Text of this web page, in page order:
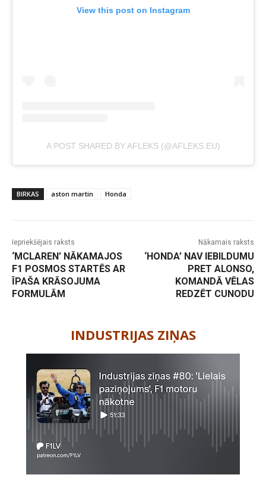
View this post on Instagram
A POST SHARED BY AFLEKS (@AFLEKS.EU)
BIRKAS aston martin Honda
Iepriekšējais raksts
‘MCLAREN’ NĀKAMAJOS
F1 POSMOS STARTĒS AR
ĪPAŠA KRĀSOJUMA
FORMULĀM
Nākamais raksts
‘HONDA’ NAV IEBILDUMU
PRET ALONSO,
KOMANDĀ VĒLAS
REDZĒT CUNODU
INDUSTRIJAS ZIŅAS